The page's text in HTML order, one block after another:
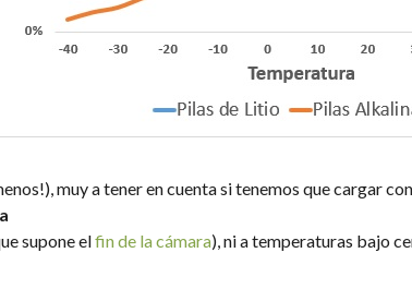
muy a tener en cuenta si tenemos que cargar
supone elfin de la cámara), ni a temperaturas bajo